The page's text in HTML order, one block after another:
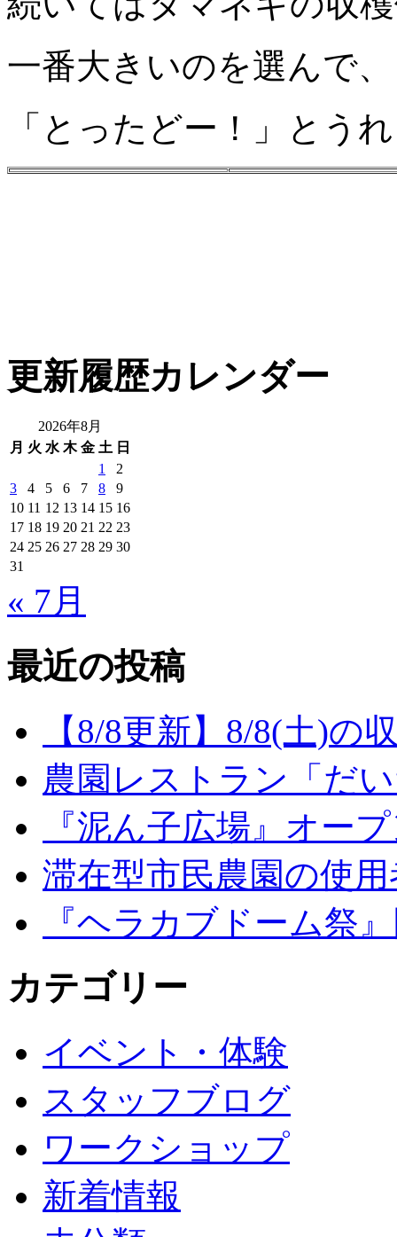
一番大きいのを選んで、
「とったどー！」とう
更新履歴カレンダー
2026年8月
月 火 水 木 金 土 日
1
2
3
4 5 6 7 8
9
10 11 12 13 14 15 16
17 18 19 20 21 22 23
24 25 26 27 28 29 30
31
« 7月
最近の投稿
【8/8更新】8/8(土)の
農園レストラン「だ
『泥ん子広場』オー
滞在型市民農園の使
『ヘラカブドーム祭
カテゴリー
イベント・体験
スタッフブログ
ワークショップ
新着情報